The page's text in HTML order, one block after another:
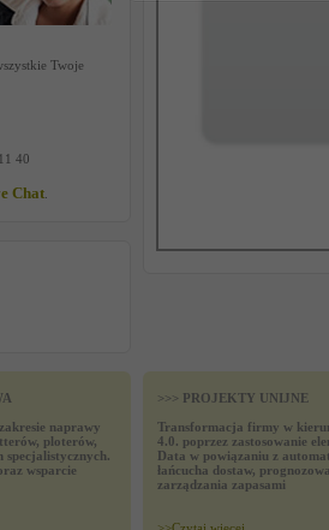
Twoje
40
Chat
naprawy
ploterów,
wsparcie
>>> PROJEKTY UNIJNE
Transformacja firmy w
4.0. poprzez zastosowanie
Data w powiązaniu z
łańcucha dostaw,
zarządzania zapasami